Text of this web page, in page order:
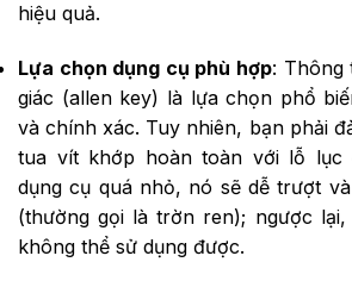
hiệu quả.
Lựa chọn dụng cụ phù hợp: Thông
giác (allen key) là lựa chọn phổ
và chính xác. Tuy nhiên, bạn phải
tua vít khớp hoàn toàn với lỗ lục
dụng cụ quá nhỏ, nó sẽ dễ trượt
(thường gọi là trờn ren); ngược
không thể sử dụng được.